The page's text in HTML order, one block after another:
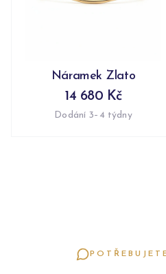
Náramek Zlato
14 680 Kč
Dodání 3–4 týdny